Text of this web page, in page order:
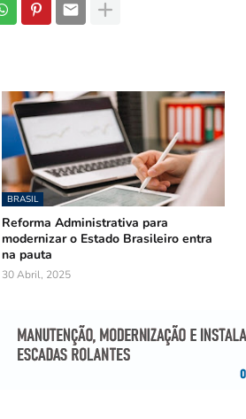
BRASIL
Reforma Administrativa para
modernizar o Estado Brasileiro entra
na pauta
30 Abril, 2025